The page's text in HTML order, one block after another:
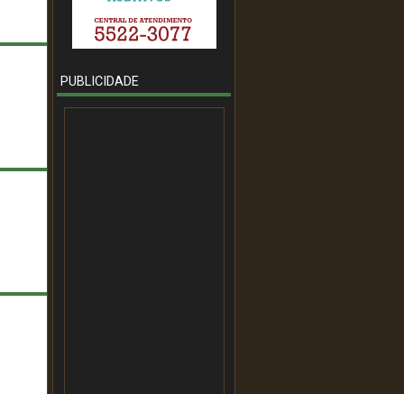
PUBLICIDADE